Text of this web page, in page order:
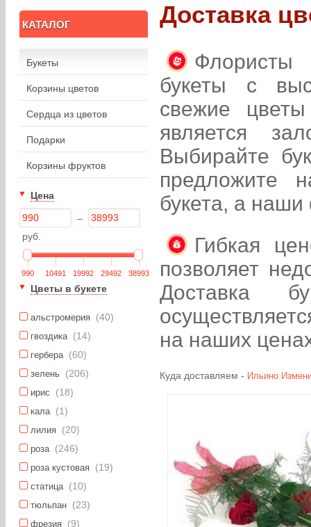
КАТАЛОГ
Букеты
Корзины цветов
Сердца из цветов
Подарки
Корзины фруктов
Цена
–
руб.
990 10491 19992 29492 38993
Цветы в букете
альстромерия (40)
гвоздика (14)
гербера (60)
зелень (206)
ирис (18)
кала (1)
лилия (20)
роза (246)
роза кустовая (19)
статица (10)
тюльпан (23)
фрезия (9)
Доставка
Флористы
букеты с
свежие
является
Выбирайте
предложите
букета, а
Гибкая
позволяет
Доставка
на наших
Куда доставляем - Ильино